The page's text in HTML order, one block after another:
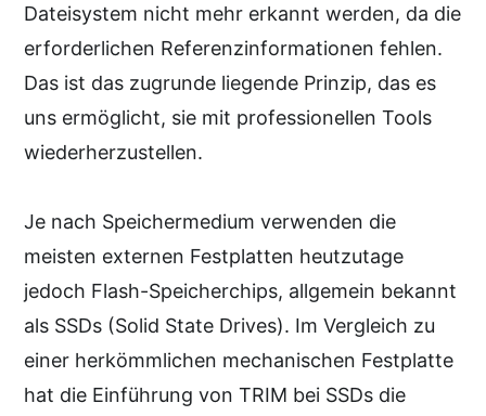
Dateisystem nicht mehr erkannt werden, da die
erforderlichen Referenzinformationen fehlen.
Das ist das zugrunde liegende Prinzip, das es
uns ermöglicht, sie mit professionellen Tools
wiederherzustellen.
Je nach Speichermedium verwenden die
meisten externen Festplatten heutzutage
jedoch Flash-Speicherchips, allgemein bekannt
als SSDs (Solid State Drives). Im Vergleich zu
einer herkömmlichen mechanischen Festplatte
hat die Einführung von TRIM bei SSDs die